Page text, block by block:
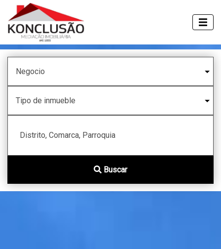
Distrito, Comarca, Parroquia
Buscar